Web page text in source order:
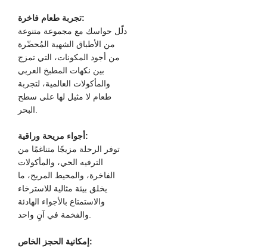
تجربة طعام فاخرة:
دلّل حواسك مع مجموعة متنوعة
من الأطباق الشهية المُحضّرة
من أجود المكونات، التي تمزج
بين نكهات المطبخ العربي
والمأكولات العالمية، لتجربة
طعام لا مثيل لها على سطح
أجواء مريحة وراقية:
توفر الرحلة مزيجًا متناغمًا من
الترفيه الحي، والمأكولات
الفاخرة، والمحيط المريح، ما
يخلق بيئة مثالية للاسترخاء
والاستمتاع بالأجواء الهادئة
والفخمة في آنٍ واحد.
إمكانية الحجز الخاص: